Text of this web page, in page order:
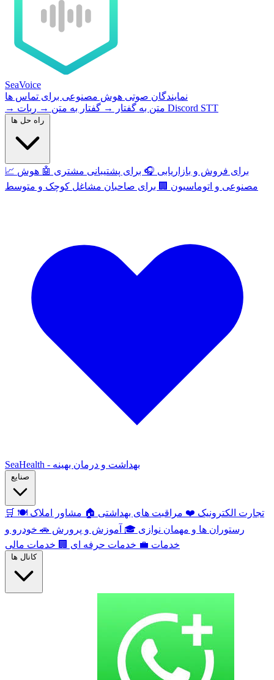
SeaVoice
نمایندگان صوتی هوش مصنوعی برای تماس ها
→
متن به گفتار → گفتار به متن → ربات Discord STT
📈 برای فروش و بازاریابی 🎧 برای پشتیبانی مشتری 🤖 هوش
مصنوعی و اتوماسیون 🏢 برای صاحبان مشاغل کوچک و متوسط
SeaHealth - بهداشت و درمان بهینه
🛒 تجارت الکترونیک ❤️ مراقبت های بهداشتی 🏠 مشاور املاک 🍽️
رستوران ها و مهمان نوازی 🎓 آموزش و پرورش 🚗 خودرو و
خدمات 💼 خدمات حرفه ای 🏢 خدمات مالی
کانال ها